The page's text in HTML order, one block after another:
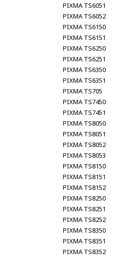
PIXMA TS6051
PIXMA TS6052
PIXMA TS6150
PIXMA TS6151
PIXMA TS6250
PIXMA TS6251
PIXMA TS6350
PIXMA TS6351
PIXMA TS705
PIXMA TS7450
PIXMA TS7451
PIXMA TS8050
PIXMA TS8051
PIXMA TS8052
PIXMA TS8053
PIXMA TS8150
PIXMA TS8151
PIXMA TS8152
PIXMA TS8250
PIXMA TS8251
PIXMA TS8252
PIXMA TS8350
PIXMA TS8351
PIXMA TS8352